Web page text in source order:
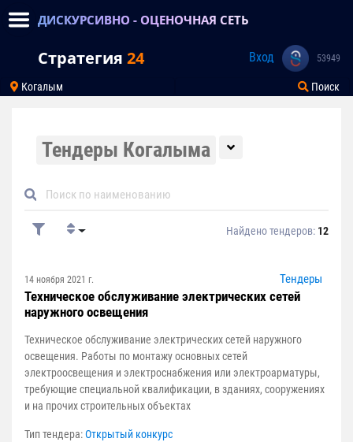
ДИСКУРСИВНО - ОЦЕНОЧНАЯ СЕТЬ
Стратегия 24 Вход 53949
Когалым Поиск
Тендеры Когалыма
Найдено тендеров: 12
14 ноября 2021 г. Тендеры
Техническое обслуживание электрических сетей
наружного освещения
Техническое обслуживание электрических сетей наружного
освещения. Работы по монтажу основных сетей
электроосвещения и электроснабжения или электроарматуры,
требующие специальной квалификации, в зданиях, сооружениях
и на прочих строительных объектах
Тип тендера:Открытый конкурс